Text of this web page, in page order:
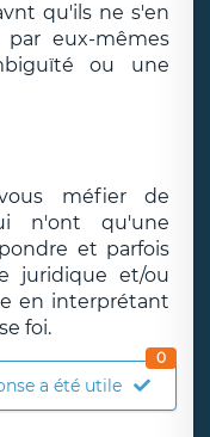
qu'ils ne s'en
par eux-mêmes
ou une
méfier de
n'ont qu'une
et parfois
juridique et/ou
en interprétant
foi.
a été utile
0